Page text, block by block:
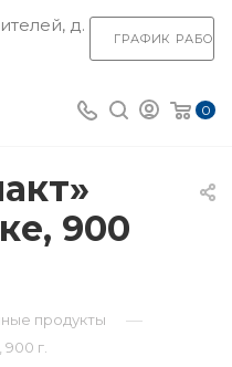
д.
ГРАФИК
0
900
продукты —
г.